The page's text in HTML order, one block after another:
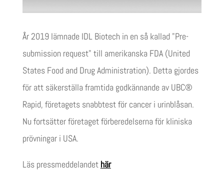
År 2019 lämnade IDL Biotech in en så kallad "Pre-
submission request" till amerikanska FDA (United
States Food and Drug Administration). Detta gjordes
för att säkerställa framtida godkännande av UBC®
Rapid, företagets snabbtest för cancer i urinblåsan.
Nu fortsätter företaget förberedelserna för kliniska
prövningar i USA.
Läs pressmeddelandet här